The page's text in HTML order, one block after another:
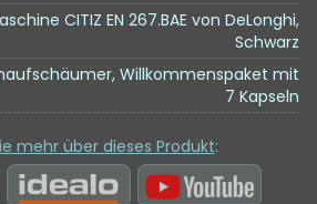
CITIZ EN 267.BAE von DeLonghi,
Schwarz
Willkommenspaket mit
7 Kapseln
mehr über dieses Produkt: